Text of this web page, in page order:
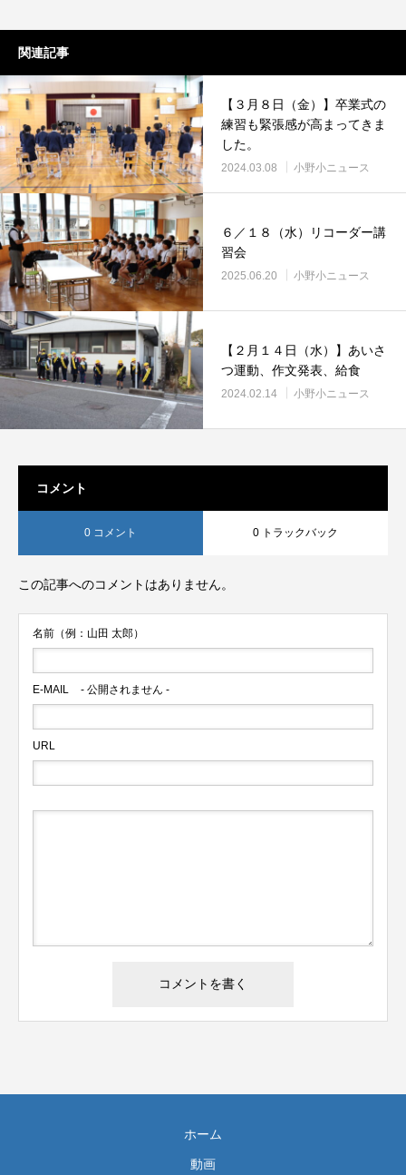
関連記事
【３月８日（金）】卒業式の
練習も緊張感が高まってきま
した。
2024.03.08 小野小ニュース
６／１８（水）リコーダー講
習会
2025.06.20 小野小ニュース
【２月１４日（水）】あいさ
つ運動、作文発表、給食
2024.02.14 小野小ニュース
コメント
0 コメント 0 トラックバック
この記事へのコメントはありません。
名前（例：山田 太郎）
E-MAIL - 公開されません -
URL
ホーム
動画